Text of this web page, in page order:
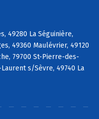
49280 La Séguinière,
49360 Maulévrier, 49120
79700 St-Pierre-des-
s/Sèvre, 49740 La